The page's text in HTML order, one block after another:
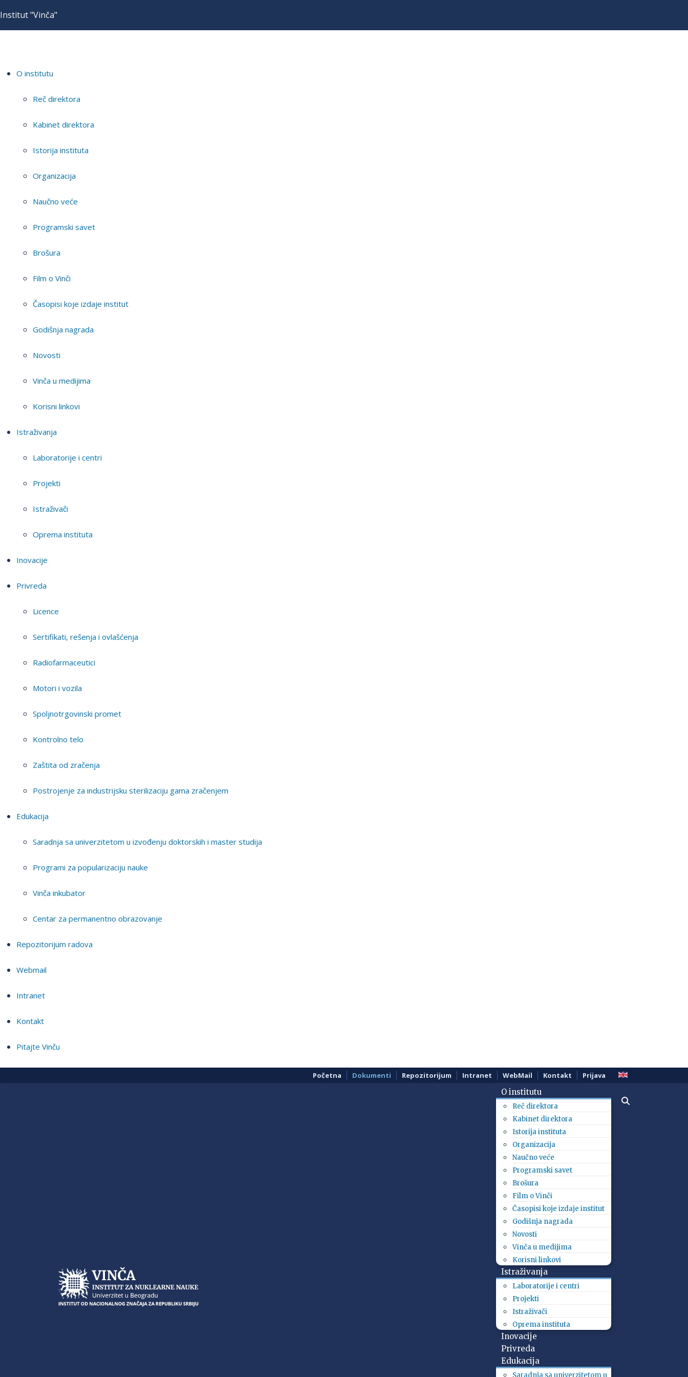
Institut "Vinča"
O institutu
Reč direktora
Kabinet direktora
Istorija instituta
Organizacija
Naučno veće
Programski savet
Brošura
Film o Vinči
Časopisi koje izdaje institut
Godišnja nagrada
Novosti
Vinča u medijima
Korisni linkovi
Istraživanja
Laboratorije i centri
Projekti
Istraživači
Oprema instituta
Inovacije
Privreda
Licence
Sertifikati, rešenja i ovlašćenja
Radiofarmaceutici
Motori i vozila
Spoljnotrgovinski promet
Kontrolno telo
Zaštita od zračenja
Postrojenje za industrijsku sterilizaciju gama zračenjem
Edukacija
Saradnja sa univerzitetom u izvođenju doktorskih i master studija
Programi za popularizaciju nauke
Vinča inkubator
Centar za permanentno obrazovanje
Repozitorijum radova
Webmail
Intranet
Kontakt
Pitajte Vinču
Početna Dokumenti Repozitorijum Intranet WebMail Kontakt Prijava
O institutu
Reč direktora
Kabinet direktora
Istorija instituta
Organizacija
Naučno veće
Programski savet
Brošura
Film o Vinči
Časopisi koje izdaje institut
Godišnja nagrada
Novosti
Vinča u medijima
Korisni linkovi
Istraživanja
Laboratorije i centri
Projekti
Istraživači
Oprema instituta
Inovacije
Privreda
Edukacija
Saradnja sa univerzitetom u